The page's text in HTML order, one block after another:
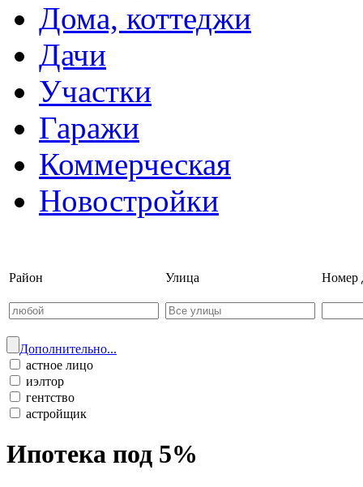
Дома, коттеджи
Дачи
Участки
Гаражи
Коммерческая
Новостройки
Район Улица Номер
Дополнительно...
астное лицо
иэлтор
гентство
астройщик
Ипотека под 5%